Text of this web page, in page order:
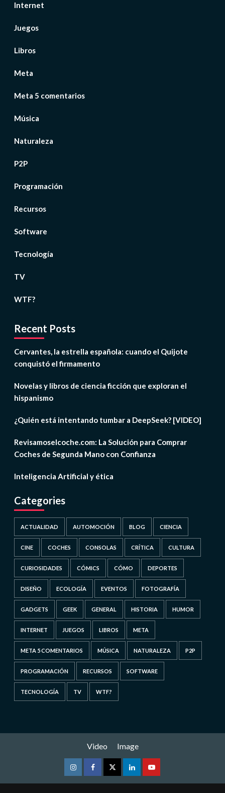
Internet
Juegos
Libros
Meta
Meta 5 comentarios
Música
Naturaleza
P2P
Programación
Recursos
Software
Tecnología
TV
WTF?
Recent Posts
Cervantes, la estrella española: cuando el Quijote
conquistó el firmamento
Novelas y libros de ciencia ficción que exploran el
hispanismo
¿Quién está intentando tumbar a DeepSeek? [VIDEO]
Revisamoselcoche.com: La Solución para Comprar
Coches de Segunda Mano con Confianza
Inteligencia Artificial y ética
Categories
ACTUALIDAD AUTOMOCIÓN BLOG CIENCIA
CINE COCHES CONSOLAS CRÍTICA CULTURA
CURIOSIDADES CÓMICS CÓMO DEPORTES
DISEÑO ECOLOGÍA EVENTOS FOTOGRAFÍA
GADGETS GEEK GENERAL HISTORIA HUMOR
INTERNET JUEGOS LIBROS META
META 5 COMENTARIOS MÚSICA NATURALEZA P2P
PROGRAMACIÓN RECURSOS SOFTWARE
TECNOLOGÍA TV WTF?
Video Image
InstagramFacebookTwitterLinkedinYoutube